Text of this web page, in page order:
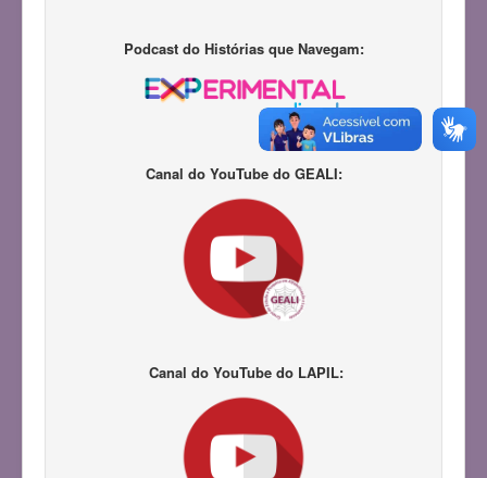
Podcast do Histórias que Navegam:
Canal do YouTube do GEALI:
Canal do YouTube do LAPIL: